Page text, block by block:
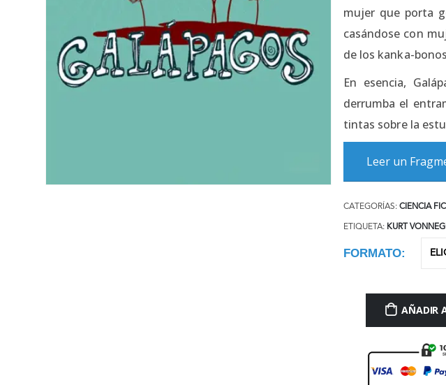
mujer que porta
casándose con
de los kanka-
En esencia,
derrumba el
tintas sobre la
Leer un
CATEGORÍAS: CIENCIA
ETIQUETA: KURT
FORMATO
AÑADIR